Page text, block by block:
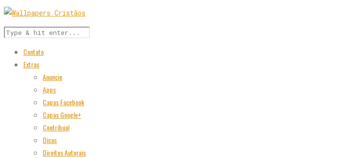
Contato
Extras
Anuncie
Apps
Capas Facebook
Capas Google+
Contribua!
Dicas
Direitos Autorais